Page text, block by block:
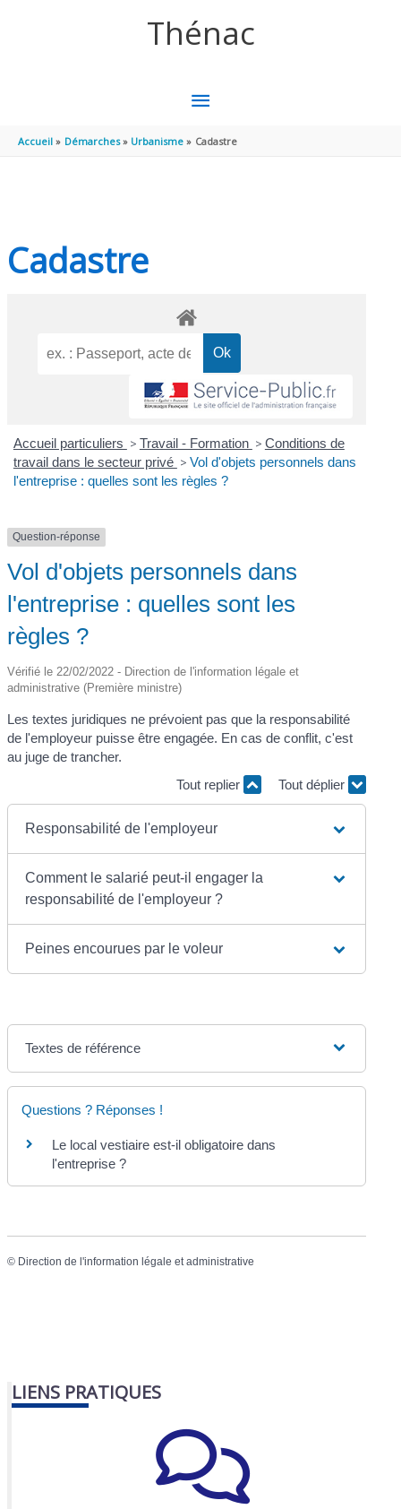
Thénac
MENU
PRINCIPAL
Accueil Démarches Urbanisme Cadastre
Cadastre
Accueil particuliers > Travail - Formation > Conditions de
travail dans le secteur privé > Vol d'objets personnels dans
l'entreprise : quelles sont les règles ?
Question-réponse
Vol d'objets personnels dans
l'entreprise : quelles sont les
règles ?
Vérifié le 22/02/2022 - Direction de l'information légale et
administrative (Première ministre)
Les textes juridiques ne prévoient pas que la responsabilité
de l'employeur puisse être engagée. En cas de conflit, c'est
au juge de trancher.
Tout replier
Tout déplier
Responsabilité de l'employeur
Comment le salarié peut-il engager la
responsabilité de l'employeur ?
Peines encourues par le voleur
Textes de référence
Questions ? Réponses !
Le local vestiaire est-il obligatoire dans
l'entreprise ?
© Direction de l'information légale et administrative
LIENS PRATIQUES